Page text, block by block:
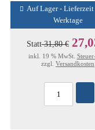
Auf Lager - Lieferzeit
Werktage
Statt31,80 €
inkl. 19 % MwSt.
zzgl. Versandkosten